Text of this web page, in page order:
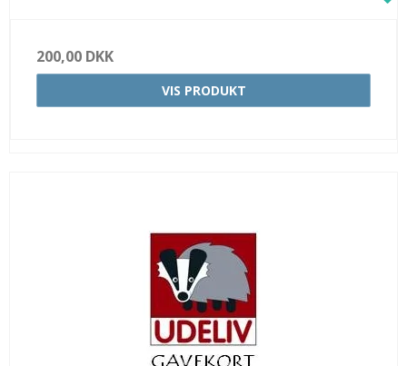
200,00 DKK
VIS PRODUKT